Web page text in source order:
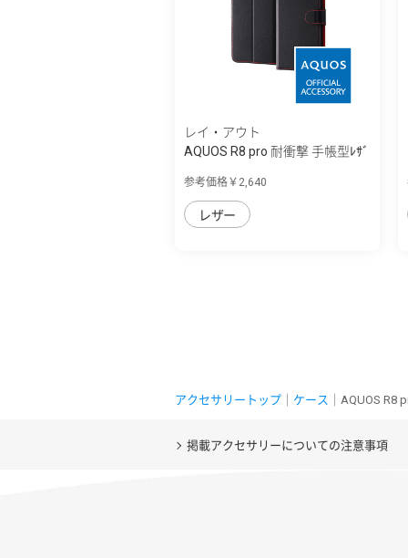
レイ・アウト
AQUOS R8 pro 耐衝撃 手帳型ﾚｻﾞ
参考価格￥2,640
レザー
アクセサリートップ ケース ｜AQUOS
掲載アクセサリーについての注意事項